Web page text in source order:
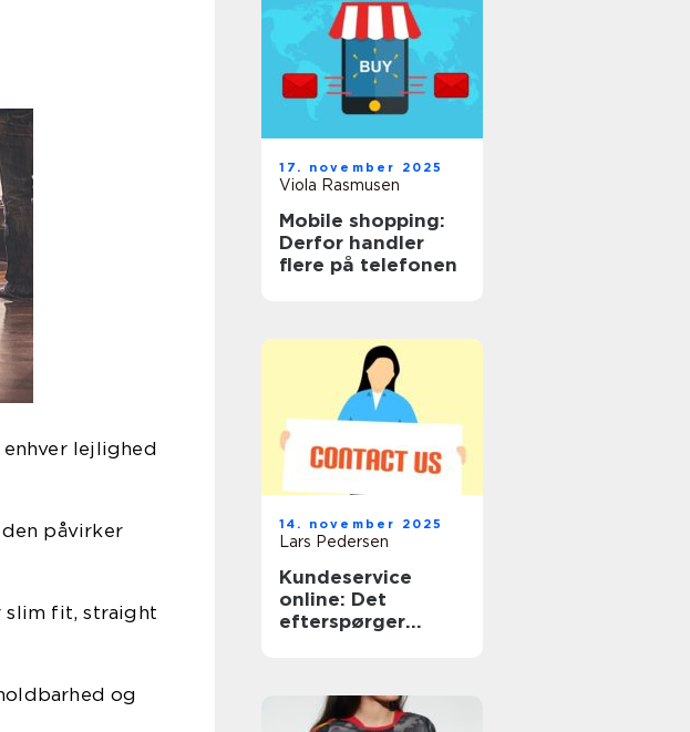
lejlighed
påvirker
slim fit, straight
og
17. november 2025
Viola Rasmusen
Mobile shopping:
Derfor handler
flere på telefonen
14. november 2025
Lars Pedersen
Kundeservice
online: Det
efterspørger